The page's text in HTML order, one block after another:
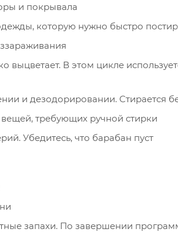
и покрывала
которую нужно быстро
В этом цикле
и дезодорировании. Стирается
требующих ручной стирки
Убедитесь, что барабан пуст
запахи. По завершении